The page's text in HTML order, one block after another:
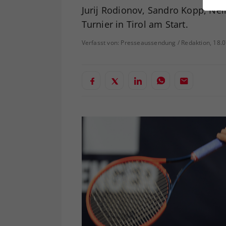
Jurij Rodionov, Sandro Kopp,
Turnier in Tirol am Start.
Verfasst von: Presseaussendung / Redaktion,